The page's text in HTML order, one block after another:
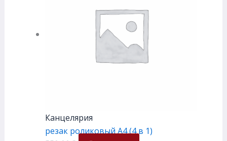
Канцелярия
резак роликовый А4 (4 в 1)